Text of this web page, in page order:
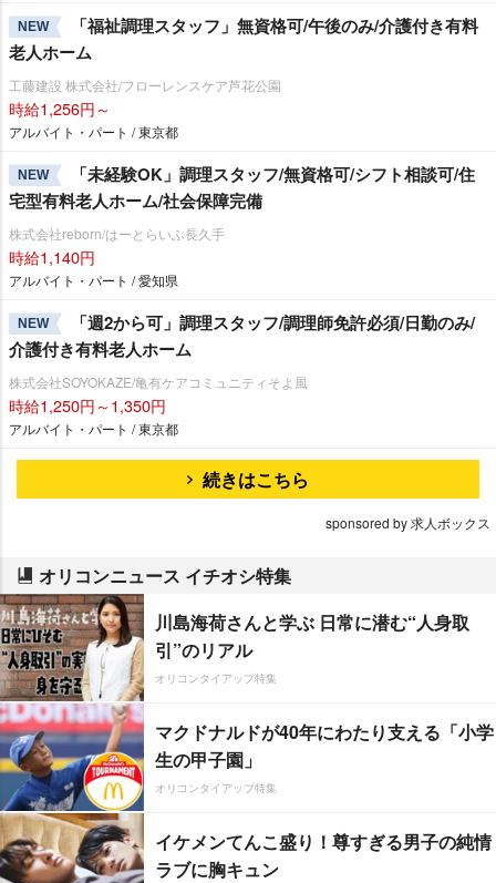
NEW
「福祉調理スタッフ」無資格可/午後のみ/介護付き有料
老人ホーム
工藤建設 株式会社/フローレンスケア芦花公園
時給1,256円～
アルバイト・パート / 東京都
NEW
「未経験OK」調理スタッフ/無資格可/シフト相談可/住
宅型有料老人ホーム/社会保障完備
株式会社reborn/はーとらいふ長久手
時給1,140円
アルバイト・パート / 愛知県
NEW
「週2から可」調理スタッフ/調理師免許必須/日勤のみ/
介護付き有料老人ホーム
株式会社SOYOKAZE/亀有ケアコミュニティそよ風
時給1,250円～1,350円
アルバイト・パート / 東京都
続きはこちら
sponsored by 求人ボックス
オリコンニュース イチオシ特集
川島海荷さんと学ぶ 日常に潜む“人身取
引”のリアル
オリコンタイアップ特集
マクドナルドが40年にわたり支える「小学
生の甲子園」
オリコンタイアップ特集
イケメンてんこ盛り！尊すぎる男子の純情
ラブに胸キュン